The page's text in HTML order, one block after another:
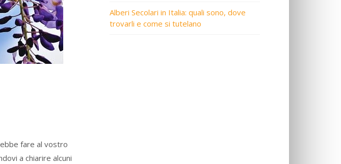
fare al vostro
a chiarire alcuni
Alberi Secolari in Italia: quali sono, dove
trovarli e come si tutelano